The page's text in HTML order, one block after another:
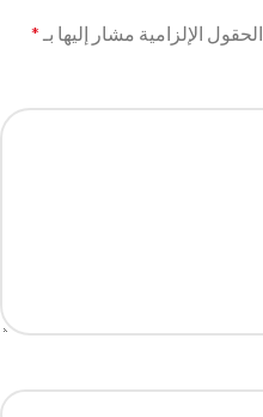
الحقول الإلزامية مشار إليها بـ *